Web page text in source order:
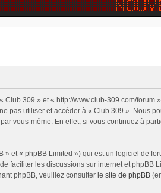
309 » et « http://www.club-309.com/
pas utiliser et accéder à « Club 309 ». Nous
vous-même. En effet, si vous continuez à
et « phpBB Limited ») qui est un logiciel de
faciliter les discussions sur internet et
phpBB, veuillez consulter le site de phpBB